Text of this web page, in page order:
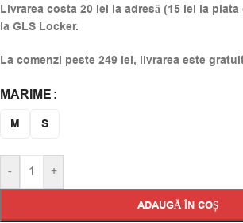
Livrarea costa 20 lei la adresă (15 lei la
la GLS Locker.
La comenzi peste 249 lei, livrarea este
MARIME
M S
- +
ADAUGĂ ÎN COȘ
Alternative: